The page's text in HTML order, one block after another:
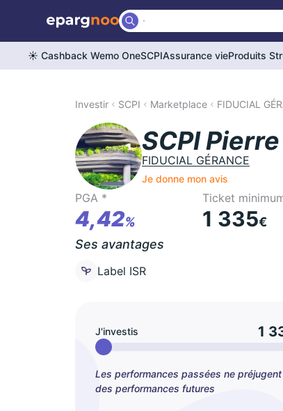
☀️ Cashback Wemo OneSCPIAssurance vieProduits
Investir SCPI Marketplace FIDUCIAL
SCPI
FIDUCIAL GÉRANCE
Je donne mon avis
PGA *
4,42%
Ticket
1 335€
Ses avantages
Label ISR
J'investis 1
Les performances passées ne
des performances futures